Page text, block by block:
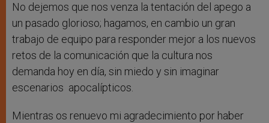
No dejemos que nos venza la tentación del apego a
un pasado glorioso; hagamos, en cambio un gran
trabajo de equipo para responder mejor a los nuevos
retos de la comunicación que la cultura nos
demanda hoy en día, sin miedo y sin imaginar
escenarios apocalípticos.
Mientras os renuevo mi agradecimiento por haber